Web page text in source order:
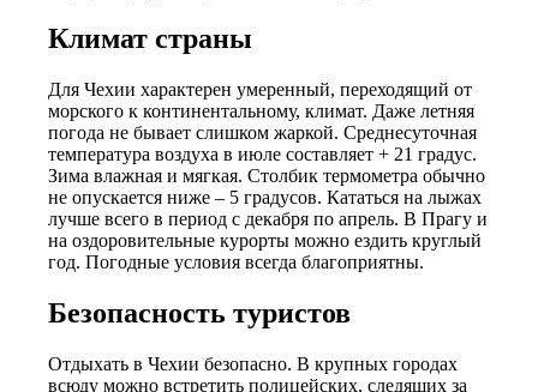
Климат страны
Для Чехии характерен умеренный, переходящий от
морского к континентальному, климат. Даже летняя
погода не бывает слишком жаркой. Среднесуточная
температура воздуха в июле составляет + 21 градус.
Зима влажная и мягкая. Столбик термометра обычно
не опускается ниже – 5 градусов. Кататься на лыжах
лучше всего в период с декабря по апрель. В Прагу и
на оздоровительные курорты можно ездить круглый
год. Погодные условия всегда благоприятны.
Безопасность туристов
Отдыхать в Чехии безопасно. В крупных городах
всюду можно встретить полицейских, следящих за